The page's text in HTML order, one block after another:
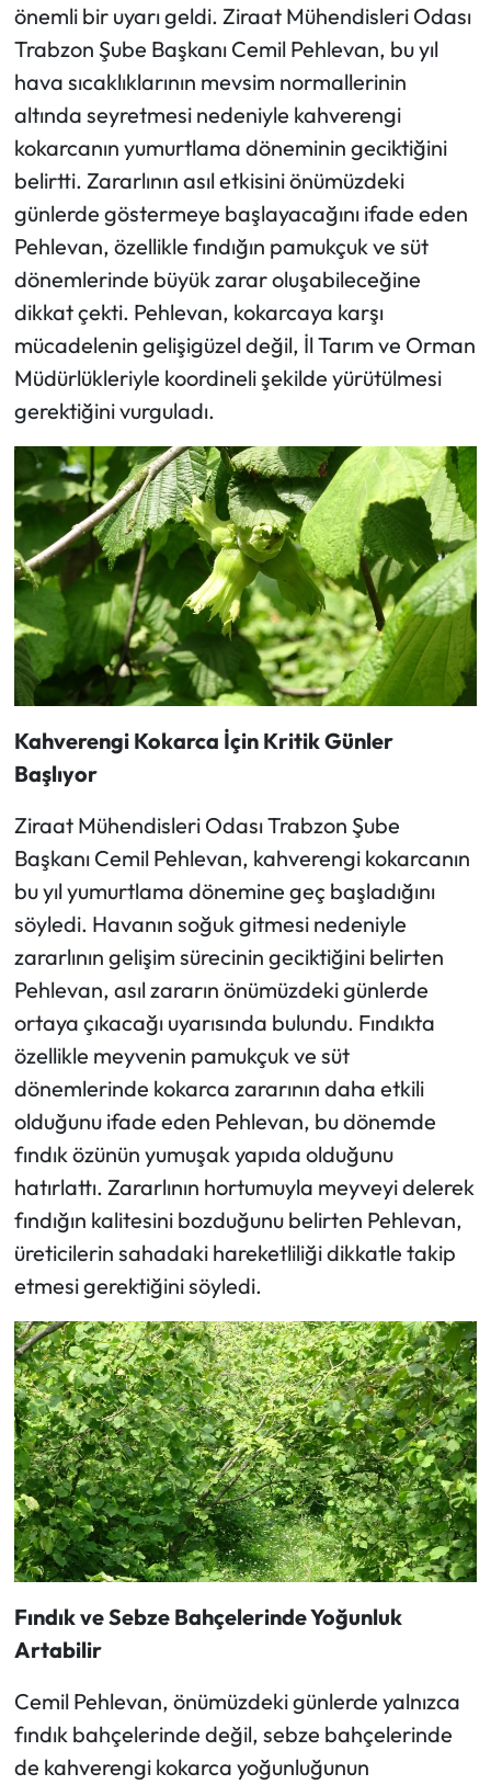
önemli bir uyarı geldi. Ziraat Mühendisleri Odası
Trabzon Şube Başkanı Cemil Pehlevan, bu yıl
hava sıcaklıklarının mevsim normallerinin
altında seyretmesi nedeniyle kahverengi
kokarcanın yumurtlama döneminin geciktiğini
belirtti. Zararlının asıl etkisini önümüzdeki
günlerde göstermeye başlayacağını ifade eden
Pehlevan, özellikle fındığın pamukçuk ve süt
dönemlerinde büyük zarar oluşabileceğine
dikkat çekti. Pehlevan, kokarcaya karşı
mücadelenin gelişigüzel değil, İl Tarım ve Orman
Müdürlükleriyle koordineli şekilde yürütülmesi
gerektiğini vurguladı.
Kahverengi Kokarca İçin Kritik Günler
Başlıyor
Ziraat Mühendisleri Odası Trabzon Şube
Başkanı Cemil Pehlevan, kahverengi kokarcanın
bu yıl yumurtlama dönemine geç başladığını
söyledi. Havanın soğuk gitmesi nedeniyle
zararlının gelişim sürecinin geciktiğini belirten
Pehlevan, asıl zararın önümüzdeki günlerde
ortaya çıkacağı uyarısında bulundu. Fındıkta
özellikle meyvenin pamukçuk ve süt
dönemlerinde kokarca zararının daha etkili
olduğunu ifade eden Pehlevan, bu dönemde
fındık özünün yumuşak yapıda olduğunu
hatırlattı. Zararlının hortumuyla meyveyi delerek
fındığın kalitesini bozduğunu belirten Pehlevan,
üreticilerin sahadaki hareketliliği dikkatle takip
etmesi gerektiğini söyledi.
Fındık ve Sebze Bahçelerinde Yoğunluk
Artabilir
Cemil Pehlevan, önümüzdeki günlerde yalnızca
fındık bahçelerinde değil, sebze bahçelerinde
de kahverengi kokarca yoğunluğunun
Teknoloji